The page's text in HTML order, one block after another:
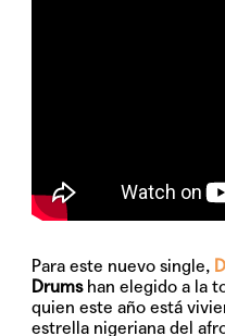
Para este nuevo single,
Drumshan elegido a la
quien este año está
estrella nigeriana del